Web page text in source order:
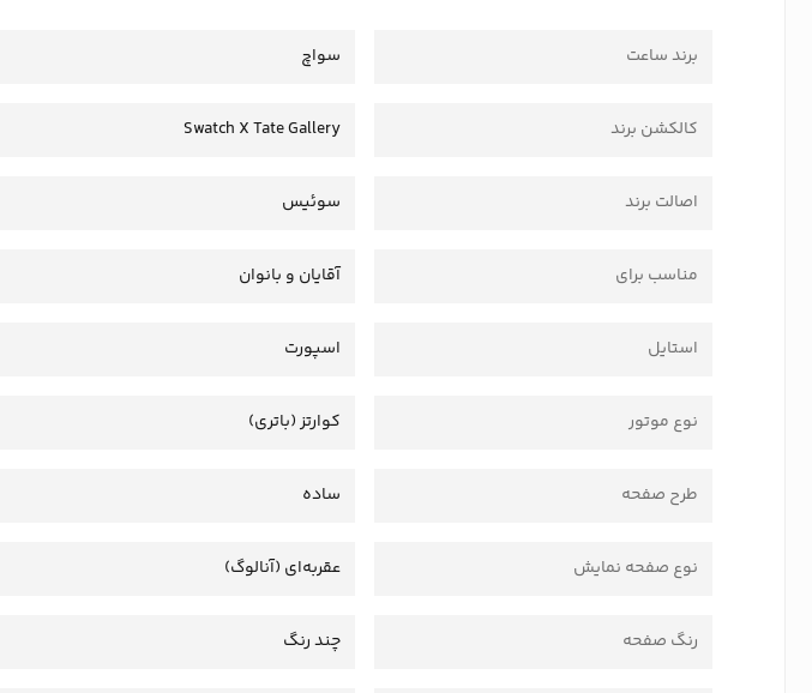
برند ساعت سواچ
کالکشن برند Swatch X Tate Gallery
اصالت برند سوئیس
مناسب برای آقایان و بانوان
استایل اسپورت
نوع موتور کوارتز (باتری)
طرح صفحه ساده
نوع صفحه نمایش عقربه‌ای (آنالوگ)
رنگ صفحه چند رنگ